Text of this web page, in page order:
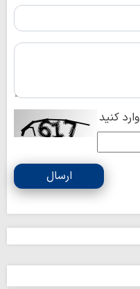
کنید
ارسال